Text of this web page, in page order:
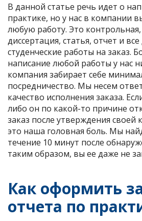
В данной статье речь идет о
практике, но у нас в компании
любую работу. Это
диссертация, статья, отчет и все
студенческие работы на заказ.
написание любой работы у нас
компания забирает себе
посредничество. Мы несем
качество исполнения заказа.
либо он по какой-то причине
заказ после утверждения своей
это наша головная боль. Мы
течение 10 минут после
таким образом, вы ее даже не
Как оформить
отчета по